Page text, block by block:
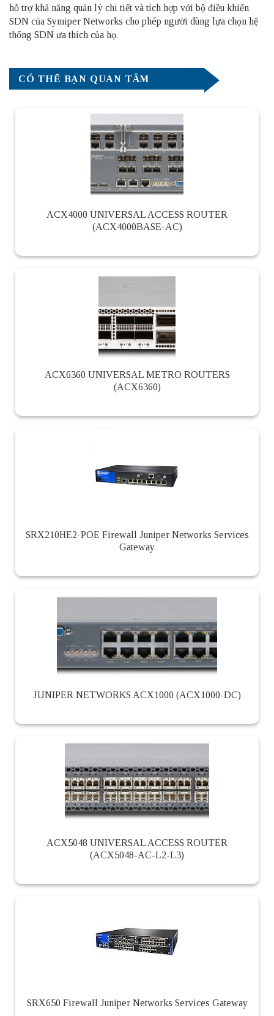
hỗ trợ khả năng quản lý chi tiết và tích hợp với bộ điều khiển
SDN của Symiper Networks cho phép người dùng lựa chọn hệ
thống SDN ưa thích của họ.
CÓ THỂ BẠN QUAN TÂM
ACX4000 UNIVERSAL ACCESS ROUTER
(ACX4000BASE-AC)
ACX6360 UNIVERSAL METRO ROUTERS
(ACX6360)
SRX210HE2-POE Firewall Juniper Networks Services
Gateway
JUNIPER NETWORKS ACX1000 (ACX1000-DC)
ACX5048 UNIVERSAL ACCESS ROUTER
(ACX5048-AC-L2-L3)
SRX650 Firewall Juniper Networks Services Gateway